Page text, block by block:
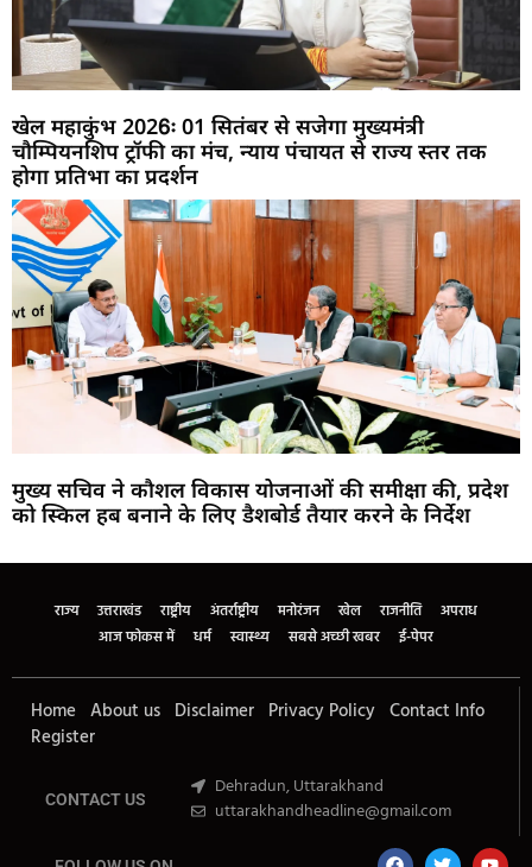
खेल महाकुंभ 2026ः 01 सितंबर से सजेगा मुख्यमंत्री
चौम्पियनशिप ट्रॉफी का मंच, न्याय पंचायत से राज्य स्तर तक
होगा प्रतिभा का प्रदर्शन
मुख्य सचिव ने कौशल विकास योजनाओं की समीक्षा की, प्रदेश
को स्किल हब बनाने के लिए डैशबोर्ड तैयार करने के निर्देश
राज्य उत्तराखंड राष्ट्रीय अंतर्राष्ट्रीय मनोरंजन खेल राजनीति
अपराध
आज फोकस में
धर्म स्वास्थ्य सबसे अच्छी खबर ई-पेपर
Home About us Disclaimer Privacy Policy Contact Info
Register
CONTACT US
Dehradun, Uttarakhand
uttarakhandheadline@gmail.com